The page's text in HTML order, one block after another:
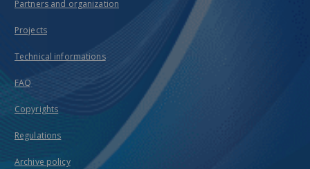
Partners and organization
Projects
Technical informations
FAQ
Copyrights
Regulations
Archive policy